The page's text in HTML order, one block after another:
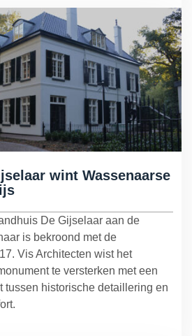
wint Wassenaarse
De Gijselaar aan de
is bekroond met de
Vis Architecten wist het
te versterken met een
tussen historische detaillering en